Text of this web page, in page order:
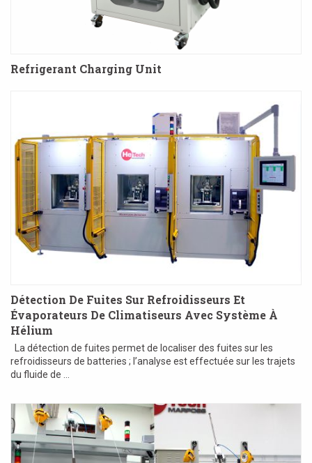
Refrigerant Charging Unit
Détection De Fuites Sur Refroidisseurs Et
Évaporateurs De Climatiseurs Avec Système À
Hélium
La détection de fuites permet de localiser des fuites sur les
refroidisseurs de batteries ; l’analyse est effectuée sur les trajets
du fluide de ...